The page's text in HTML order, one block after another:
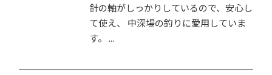
針の軸がしっかりしているので、安心し
て使え、 中深場の釣りに愛用していま
す。 ...